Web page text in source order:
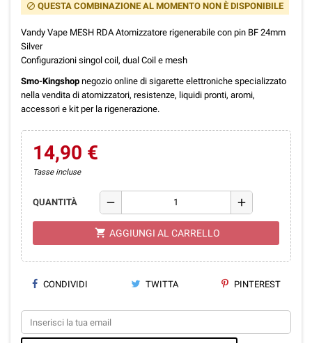
block QUESTA COMBINAZIONE AL MOMENTO NON È DISPONIBILE
Vandy Vape MESH RDA Atomizzatore rigenerabile con pin BF 24mm
Silver
Configurazioni singol coil, dual Coil e mesh
Smo-Kingshop negozio online di sigarette elettroniche specializzato
nella vendita di atomizzatori, resistenze, liquidi pronti, aromi,
accessori e kit per la rigenerazione.
14,90 €
Tasse incluse
QUANTITÀ remove add
shopping_cart AGGIUNGI AL CARRELLO
CONDIVIDI TWITTA PINTEREST